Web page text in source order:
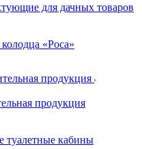
для дачных товаров
«Роса»
продукция
продукция
туалетные кабины